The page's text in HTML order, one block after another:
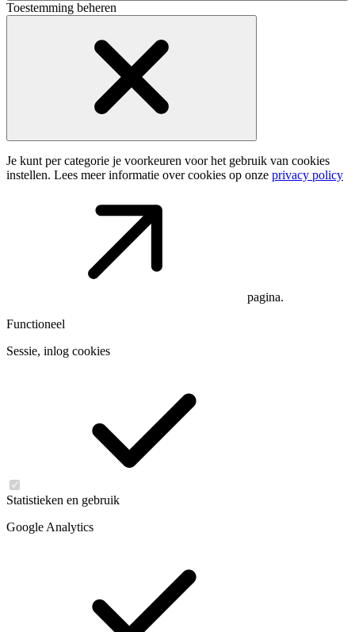
Toestemming beheren
Je kunt per categorie je voorkeuren voor het gebruik van cookies
instellen. Lees meer informatie over cookies op onze privacy policy
pagina.
Functioneel
Sessie, inlog cookies
Statistieken en gebruik
Google Analytics